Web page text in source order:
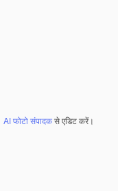
AI फोटो संपादकसे एडिट करें।